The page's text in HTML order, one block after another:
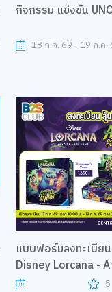
กิจกรรม แข่งขัน
18 ก.ค. 69 - 19 ก.ค.
แบบฟอร์มลงทะเบีย
Disney Lorcana -
B2S
5